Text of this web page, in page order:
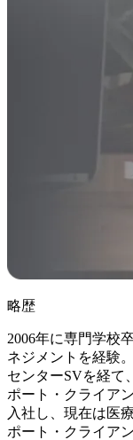
略歴
2006年に専門学校
ネジメントを経験
センターSVを経て
ポート・クライア
入社し、現在は医
ポート・クライア